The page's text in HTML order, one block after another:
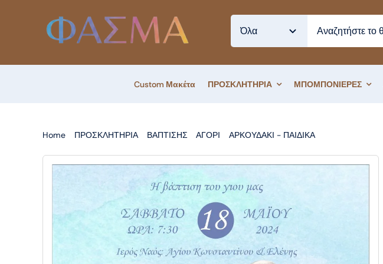
Custom Μακέτα ΠΡΟΣΚΛΗΤΗΡΙΑ ΜΠΟΜΠΟΝΙΕΡΕΣ
Home ΠΡΟΣΚΛΗΤΗΡΙΑ ΒΑΠΤΙΣΗΣ ΑΓΟΡΙ ΑΡΚΟΥΔΑΚΙ - ΠΑΙΔΙΚΑ